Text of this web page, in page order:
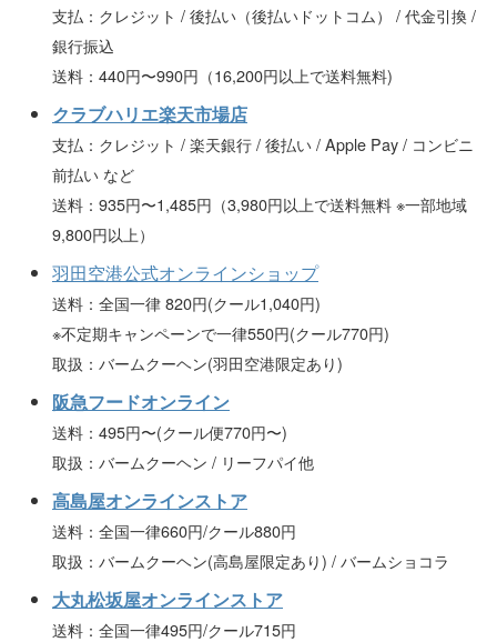
支払：クレジット / 後払い（後払いドットコム） / 代金引換 /
銀行振込
送料：440円〜990円（16,200円以上で送料無料)
クラブハリエ楽天市場店
支払：クレジット / 楽天銀行 / 後払い / Apple Pay / コンビニ
前払い など
送料：935円〜1,485円（3,980円以上で送料無料 ※一部地域
9,800円以上）
羽田空港公式オンラインショップ
送料：全国一律 820円(クール1,040円)
※不定期キャンペーンで一律550円(クール770円)
取扱：バームクーヘン(羽田空港限定あり)
阪急フードオンライン
送料：495円〜(クール便770円〜)
取扱：バームクーヘン / リーフパイ他
高島屋オンラインストア
送料：全国一律660円/クール880円
取扱：バームクーヘン(高島屋限定あり) / バームショコラ
大丸松坂屋オンラインストア
送料：全国一律495円/クール715円